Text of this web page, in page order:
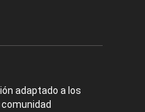
adaptado a los